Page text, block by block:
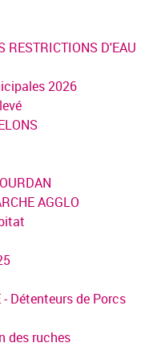
RESTRICTIONS D'EAU
2026
AGGLO
- Détenteurs de Porcs
des ruches